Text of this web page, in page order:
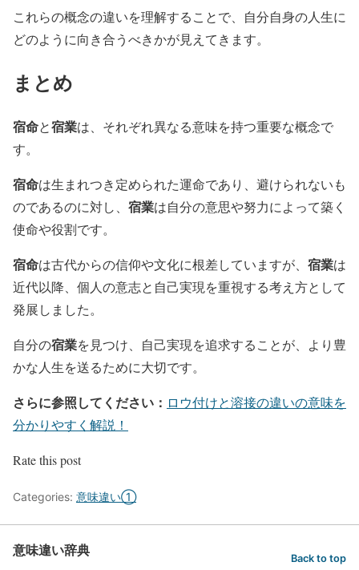
これらの概念の違いを理解することで、自分自身の人生に
どのように向き合うべきかが見えてきます。
まとめ
宿命と宿業は、それぞれ異なる意味を持つ重要な概念で
す。
宿命は生まれつき定められた運命であり、避けられないも
のであるのに対し、 宿業は自分の意思や努力によって築く
使命や役割です。
宿命は古代からの信仰や文化に根差していますが、 宿業は
近代以降、個人の意志と自己実現を重視する考え方として
発展しました。
自分の宿業を見つけ、自己実現を追求することが、より豊
かな人生を送るために大切です。
さらに参照してください： ロウ付けと溶接の違いの意味を
分かりやすく解説！
Rate this post
Categories: 意味違い①
意味違い辞典 Back to top